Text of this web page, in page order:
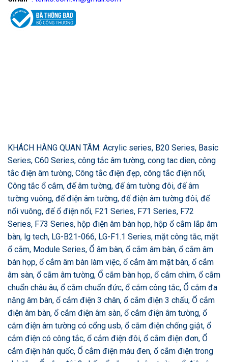
KHÁCH HÀNG QUAN TÂM: Acrylic series, B20 Series, Basic
Series, C60 Series, công tắc âm tường, cong tac dien, công
tắc điện âm tường, Công tắc điện đẹp, công tắc điện nổi,
Công tắc ổ cắm, đế âm tường, đế âm tường đôi, đế âm
tường vuông, đế điện âm tường, đế điện âm tường đôi, đế
nổi vuông, đế ổ điện nổi, F21 Series, F71 Series, F72
Series, F73 Series, hộp điện âm bàn họp, hộp ổ cắm lắp âm
bàn, lg tech, LG-B21-066, LG-F1.1 Series, mặt công tắc, mặt
ổ cắm, Module Series, Ổ âm bàn, ổ cắm âm bàn, ổ cắm âm
bàn họp, ổ cắm âm bàn làm việc, ổ cắm âm mặt bàn, ổ cắm
âm sàn, ổ cắm âm tường, Ổ cắm bàn họp, ổ cắm chìm, ổ cắm
chuẩn châu âu, ổ cắm chuẩn đức, ổ cắm công tắc, Ổ cắm đa
năng âm bàn, ổ cắm điện 3 chân, ổ cắm điện 3 chấu, Ổ cắm
điện âm bàn, ổ cắm điện âm sàn, ổ cắm điện âm tường, ổ
cắm điện âm tường có cổng usb, ổ cắm điện chống giật, ổ
cắm điện có công tắc, ổ cắm điện đôi, ổ cắm điện đơn, Ổ
cắm điện hàn quốc, Ổ cắm điện màu đen, ổ cắm điện trong